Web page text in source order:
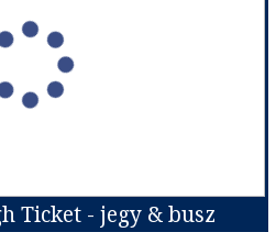
Nagy-Britannia
Város:
Szolgáltatás
Ellátás nélkül
1 napos túra
10-01 | 1 nap
Ticket - jegy & busz